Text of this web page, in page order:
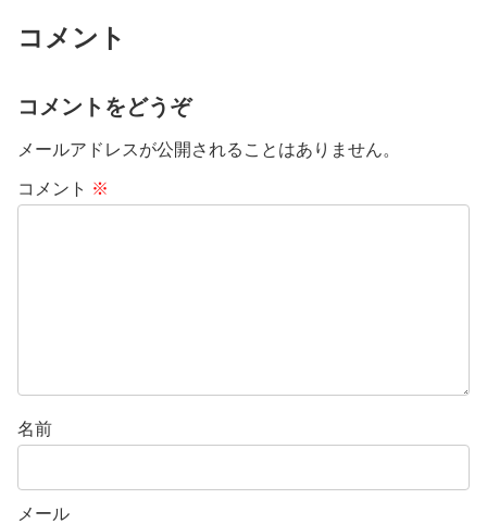
コメント
コメントをどうぞ
メールアドレスが公開されることはありません。
コメント ※
名前
メール